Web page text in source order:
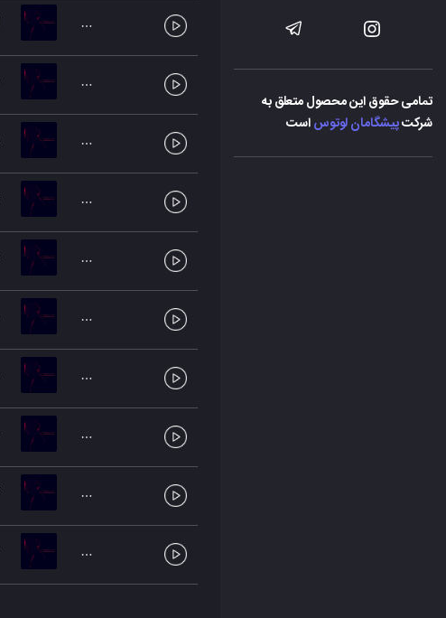
تمامی حقوق این محصول متعلق به
شرکتپیشگامان لوتوساست